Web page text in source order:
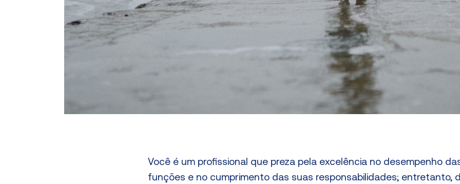
Você é um profissional que preza pela excelência no desempenho
funções e no cumprimento das suas responsabilidades; entretanto,